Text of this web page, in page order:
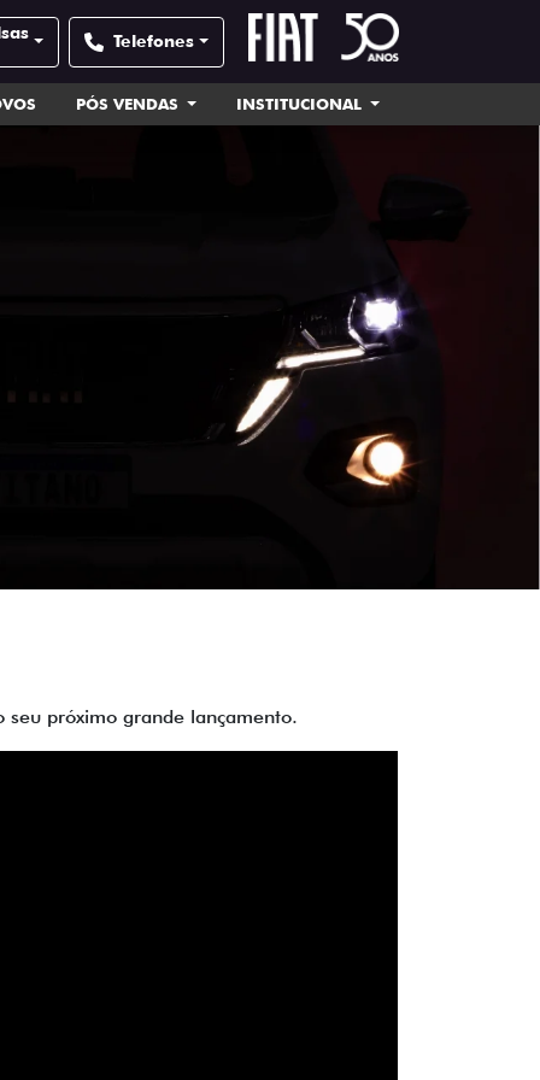
Telefones
PÓS VENDAS INSTITUCIONAL
próximo grande lançamento.